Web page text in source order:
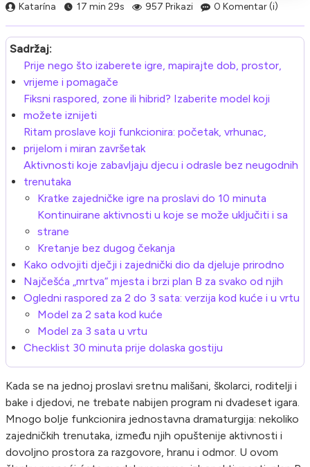
Katarína 17 min 29s 957 Prikazi 0 Komentar (i)
Sadržaj:
Prije nego što izaberete igre, mapirajte dob, prostor,
vrijeme i pomagače
Fiksni raspored, zone ili hibrid? Izaberite model koji
možete iznijeti
Ritam proslave koji funkcionira: početak, vrhunac,
prijelom i miran završetak
Aktivnosti koje zabavljaju djecu i odrasle bez neugodnih
trenutaka
Kratke zajedničke igre na proslavi do 10 minuta
Kontinuirane aktivnosti u koje se može uključiti i sa
strane
Kretanje bez dugog čekanja
Kako odvojiti dječji i zajednički dio da djeluje prirodno
Najčešća „mrtva“ mjesta i brzi plan B za svako od njih
Ogledni raspored za 2 do 3 sata: verzija kod kuće i u vrtu
Model za 2 sata kod kuće
Model za 3 sata u vrtu
Checklist 30 minuta prije dolaska gostiju
Kada se na jednoj proslavi sretnu mališani, školarci, roditelji i
bake i djedovi, ne trebate nabijen program ni dvadeset igara.
Mnogo bolje funkcionira jednostavna dramaturgija: nekoliko
zajedničkih trenutaka, između njih opuštenije aktivnosti i
dovoljno prostora za razgovore, hranu i odmor. U ovom